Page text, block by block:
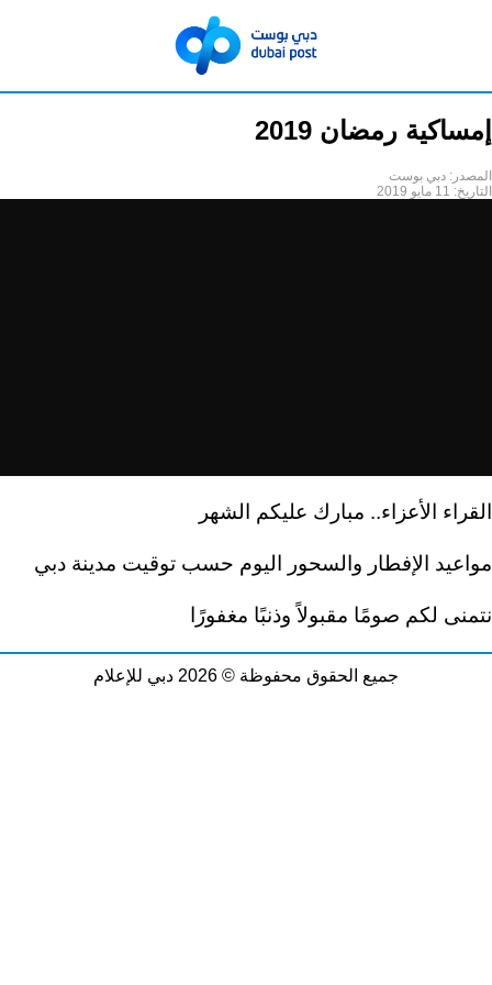
إمساكية رمضان 2019
المصدر: دبي بوست
التاريخ: 11 مايو 2019
القراء الأعزاء.. مبارك عليكم الشهر
مواعيد الإفطار والسحور اليوم حسب توقيت مدينة دبي
نتمنى لكم صومًا مقبولاً وذنبًا مغفورًا
جميع الحقوق محفوظة © 2026 دبي للإعلام